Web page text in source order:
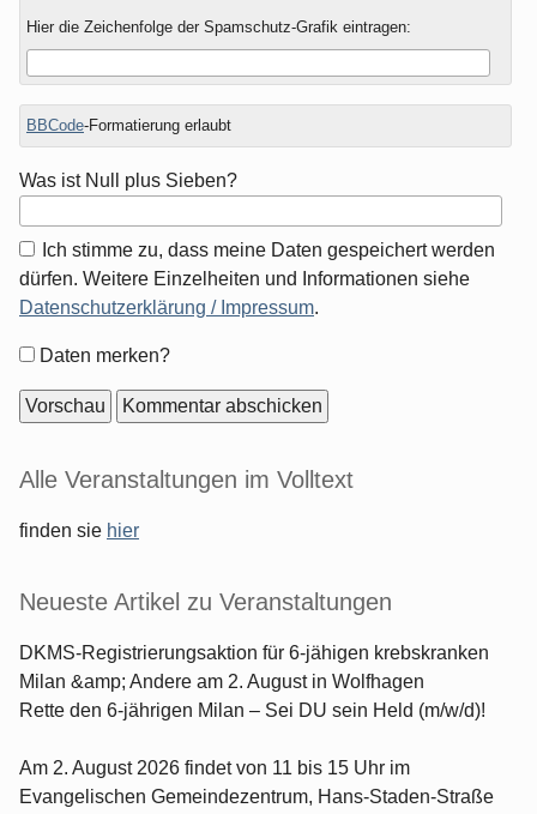
Hier die Zeichenfolge der Spamschutz-Grafik eintragen:
BBCode-Formatierung erlaubt
Was ist Null plus Sieben?
Ich stimme zu, dass meine Daten gespeichert werden
dürfen. Weitere Einzelheiten und Informationen siehe
Datenschutzerklärung / Impressum.
Formular-
Daten merken?
Seitenleiste
Alle Veranstaltungen im Volltext
finden sie hier
Neueste Artikel zu Veranstaltungen
DKMS-Registrierungsaktion für 6-jähigen krebskranken
Milan &amp; Andere am 2. August in Wolfhagen
Rette den 6-jährigen Milan – Sei DU sein Held (m/w/d)!
Am 2. August 2026 findet von 11 bis 15 Uhr im
Evangelischen Gemeindezentrum, Hans-Staden-Straße